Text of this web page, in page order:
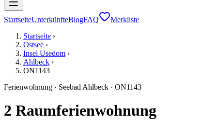
StartseiteUnterkünfteBlogFAQ
Merkliste
Startseite ›
Ostsee ›
Insel Usedom ›
Ahlbeck ›
ON1143
Ferienwohnung · Seebad Ahlbeck · ON1143
2 Raumferienwohnung